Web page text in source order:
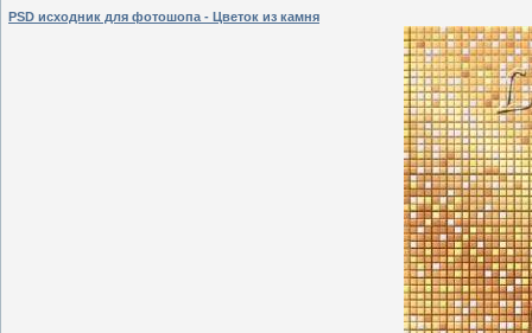
PSD исходник для фотошопа - Цветок из камня